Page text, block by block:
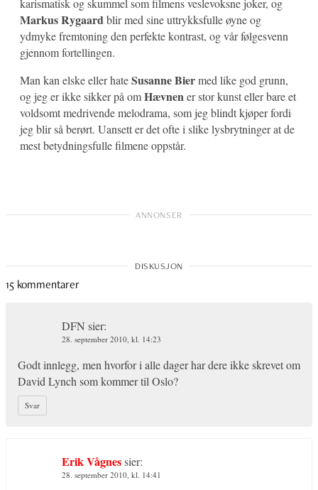
karismatisk og skummel som filmens veslevoksne joker, og
Markus Rygaardblir med sine uttrykksfulle øyne og
ydmyke fremtoning den perfekte kontrast, og vår følgesvenn
gjennom fortellingen.
Man kan elske eller hateSusanne Biermed like god grunn,
og jeg er ikke sikker på omHævnener stor kunst eller bare et
voldsomt medrivende melodrama, som jeg blindt kjøper fordi
jeg blir så berørt. Uansett er det ofte i slike lysbrytninger at de
mest betydningsfulle filmene oppstår.
15 kommentarer
DFN sier:
28. september 2010, kl. 14:23
Godt innlegg, men hvorfor i alle dager har dere ikke skrevet om
David Lynch som kommer til Oslo?
Svar
Erik Vågnessier:
28. september 2010, kl. 14:41